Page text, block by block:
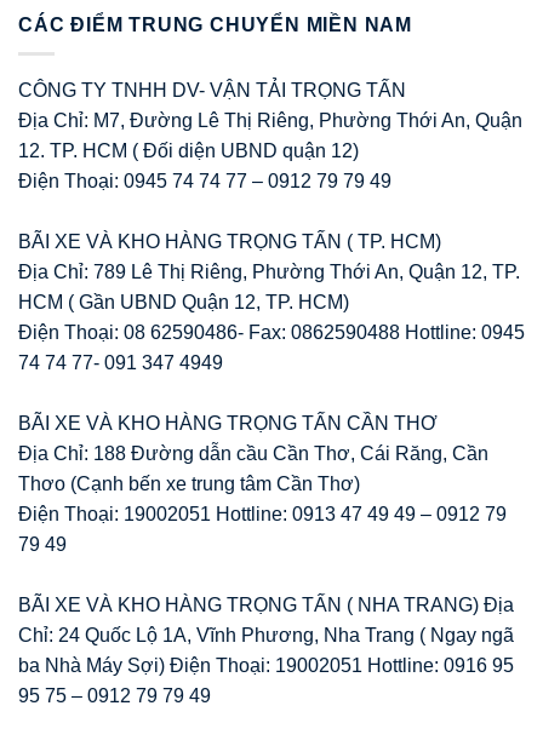
CÁC ĐIỂM TRUNG CHUYỂN MIỀN NAM
CÔNG TY TNHH DV- VẬN TẢI TRỌNG TẤN
Địa Chỉ: M7, Đường Lê Thị Riêng, Phường Thới An, Quận
12. TP. HCM ( Đối diện UBND quận 12)
Điện Thoại: 0945 74 74 77 – 0912 79 79 49
BÃI XE VÀ KHO HÀNG TRỌNG TẤN ( TP. HCM)
Địa Chỉ: 789 Lê Thị Riêng, Phường Thới An, Quận 12, TP.
HCM ( Gần UBND Quận 12, TP. HCM)
Điện Thoại: 08 62590486- Fax: 0862590488 Hottline: 0945
74 74 77- 091 347 4949
BÃI XE VÀ KHO HÀNG TRỌNG TẤN CẦN THƠ
Địa Chỉ: 188 Đường dẫn cầu Cần Thơ, Cái Răng, Cần
Thơo (Cạnh bến xe trung tâm Cần Thơ)
Điện Thoại: 19002051 Hottline: 0913 47 49 49 – 0912 79
79 49
BÃI XE VÀ KHO HÀNG TRỌNG TẤN ( NHA TRANG) Địa
Chỉ: 24 Quốc Lộ 1A, Vĩnh Phương, Nha Trang ( Ngay ngã
ba Nhà Máy Sợi) Điện Thoại: 19002051 Hottline: 0916 95
95 75 – 0912 79 79 49